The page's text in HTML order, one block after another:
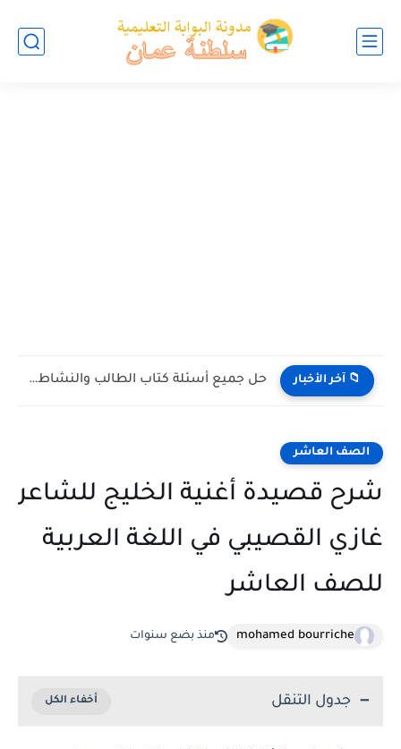
📁 آخر الأخبار حل جميع أسئلة كتاب الطالب والنشاط في الاحياء للصف العاشر...
الصف العاشر
شرح قصيدة أغنية الخليج للشاعر
غازي القصيبي في اللغة العربية
للصف العاشر
mohamed bourriche منذ بضع سنوات
جدول التنقل